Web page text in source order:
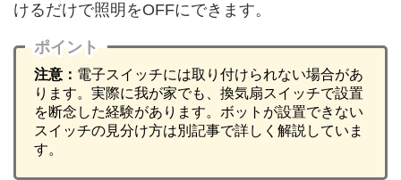
けるだけで照明をOFFにできます。
ポイント
注意： 電子スイッチには取り付けられない場合があ
ります。実際に我が家でも、換気扇スイッチで設置
を断念した経験があります。ボットが設置できない
スイッチの見分け方は別記事で詳しく解説していま
す。